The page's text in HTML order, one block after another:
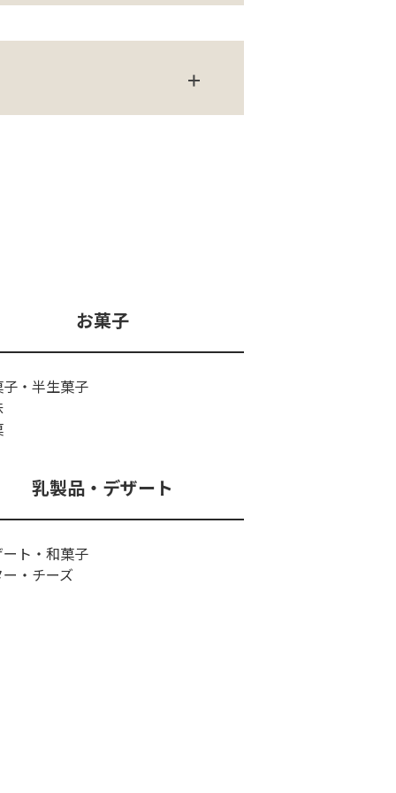
お菓子
・半生菓子
乳製品・デザート
ト・和菓子
・チーズ